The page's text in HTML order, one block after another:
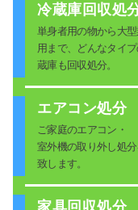
冷蔵庫回収処
単身者用の物から大
用まで、どんなタイ
蔵庫も回収処分。
エアコン処分
ご家庭のエアコン・
室外機の取り外し処
致します。
家具回収処分